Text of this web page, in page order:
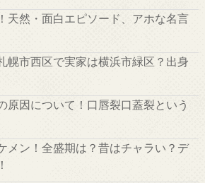
天然・面白エピソード、アホな名言
幌市西区で実家は横浜市緑区？出身
原因について！口唇裂口蓋裂という
メン！全盛期は？昔はチャラい？デ